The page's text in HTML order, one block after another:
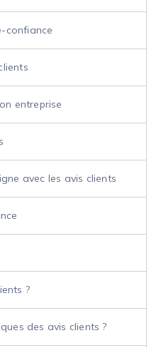
confiance
entreprise
avec les avis clients
?
des avis clients ?